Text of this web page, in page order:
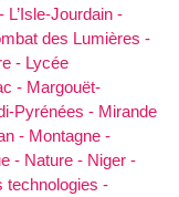
L’Isle-Jourdain -
des Lumières -
- Lycée
- Margouët-
Pyrénées - Mirande
- Montagne -
- Nature - Niger -
technologies -